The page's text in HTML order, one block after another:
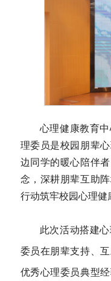
心理健康教育
理委员是校园朋辈
边同学的暖心陪伴
念，深耕朋辈互助
行动筑牢校园心理健
此次活动搭建
委员在朋辈支持、
优秀心理委员典型